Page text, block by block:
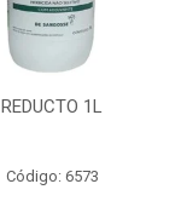
REDUCTO 1L
Código: 6573